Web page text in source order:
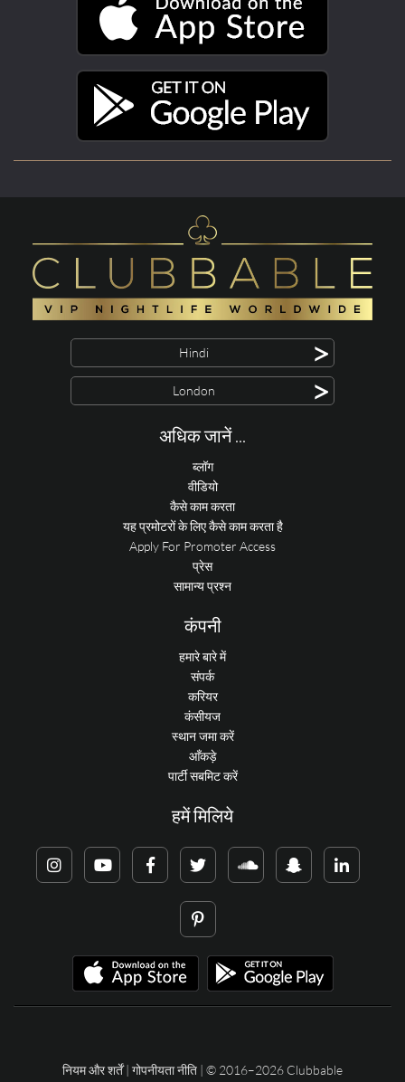
Hindi >
London >
अधिक जानें ...
ब्लॉग
वीडियो
कैसे काम करता
यह प्रमोटरों के लिए कैसे काम करता है
Apply For Promoter Access
प्रेस
सामान्य प्रश्न
कंपनी
हमारे बारे में
संपर्क
करियर
कंसीयज
स्थान जमा करें
आँकड़े
पार्टी सबमिट करें
हमें मिलिये
नियम और शर्तें| गोपनीयता नीति | © 2016–2026 Clubbable